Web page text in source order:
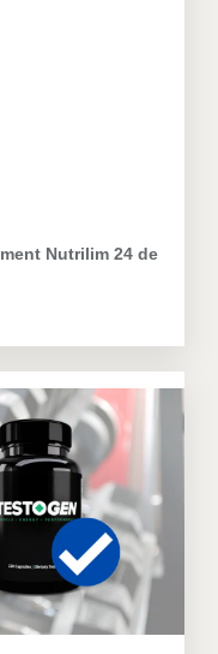
Nutrilim 24 de